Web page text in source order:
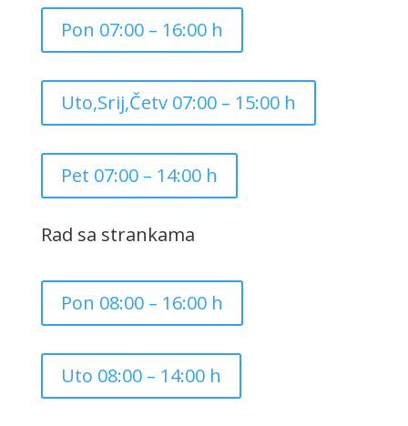
Pon 07:00 – 16:00 h
Uto,Srij,Četv 07:00 – 15:00 h
Pet 07:00 – 14:00 h
Rad sa strankama
Pon 08:00 – 16:00 h
Uto 08:00 – 14:00 h